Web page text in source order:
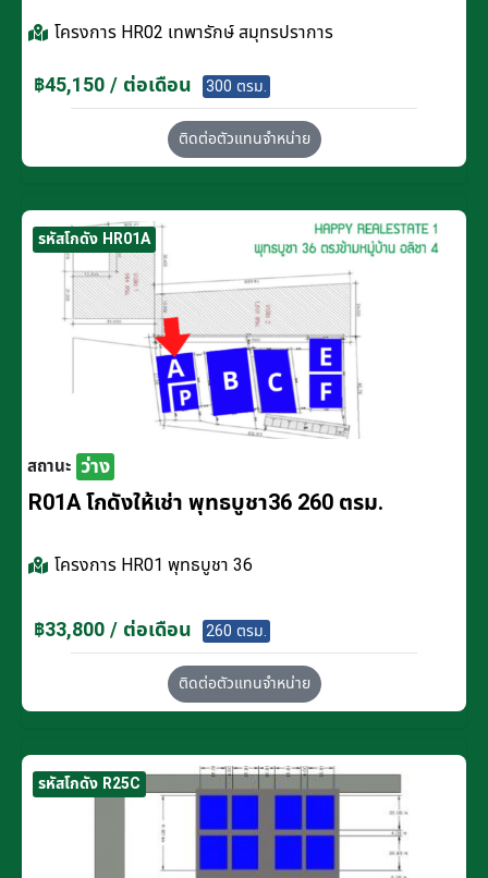
โครงการ HR02 เทพารักษ์ สมุทรปราการ
฿45,150 / ต่อเดือน 300 ตรม.
ติดต่อตัวแทนจำหน่าย
รหัสโกดัง HR01A
สถานะ ว่าง
R01A โกดังให้เช่า พุทธบูชา36 260 ตรม.
โครงการ HR01 พุทธบูชา 36
฿33,800 / ต่อเดือน 260 ตรม.
ติดต่อตัวแทนจำหน่าย
รหัสโกดัง R25C